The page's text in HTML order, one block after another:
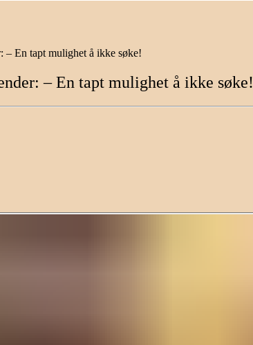
– En tapt mulighet å ikke søke!
– En tapt mulighet å ikke søke!